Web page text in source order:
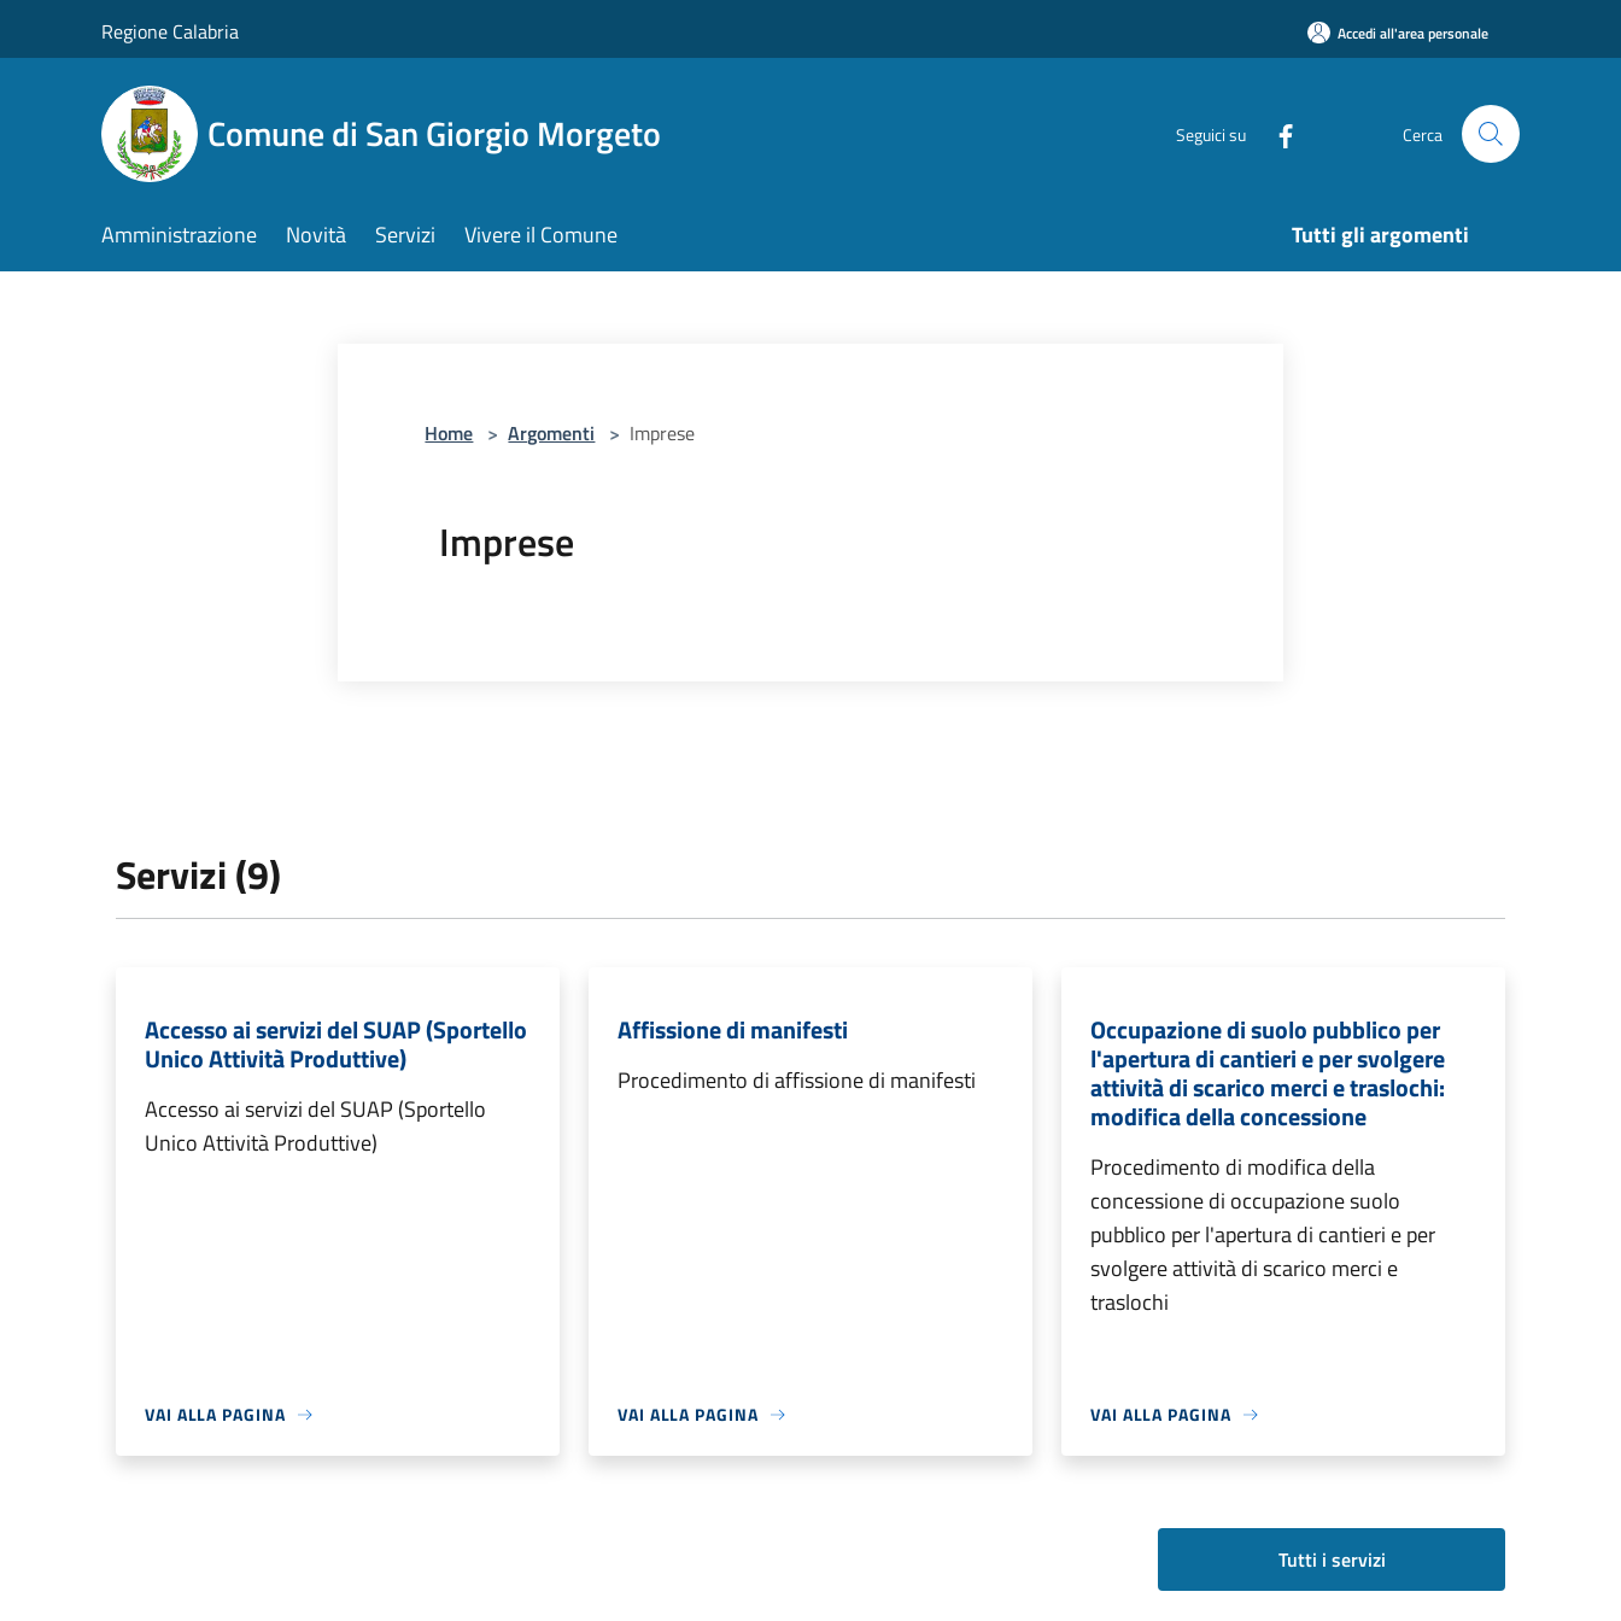
Regione Calabria Accedi all'area personale
Comune di San Giorgio Morgeto Seguici su Cerca
Amministrazione Novità Servizi Vivere il Comune Tutti gli argomenti
Home > Argomenti > Imprese
Imprese
Servizi (9)
Accesso ai servizi del SUAP (Sportello
Unico Attività Produttive)
Accesso ai servizi del SUAP (Sportello
Unico Attività Produttive)
VAI ALLA PAGINA
Affissione di manifesti
Procedimento di affissione di manifesti
VAI ALLA PAGINA
Occupazione di suolo pubblico per
l'apertura di cantieri e per svolgere
attività di scarico merci e traslochi:
modifica della concessione
Procedimento di modifica della
concessione di occupazione suolo
pubblico per l'apertura di cantieri e per
svolgere attività di scarico merci e
traslochi
VAI ALLA PAGINA
Tutti i servizi